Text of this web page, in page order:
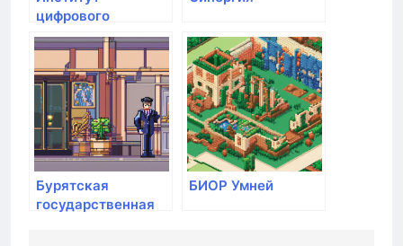
цифрового
образования
Бурятская
государственная
БИОР Умней